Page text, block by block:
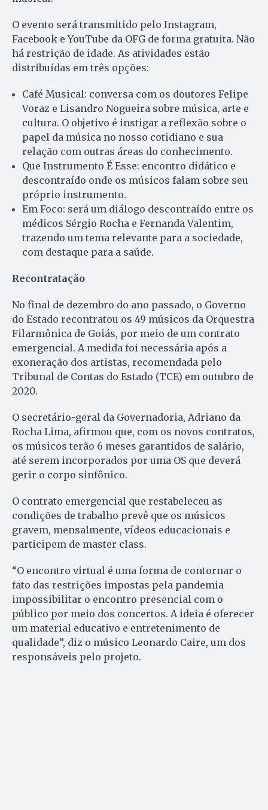
O evento será transmitido pelo Instagram,
Facebook e YouTube da OFG de forma gratuita. Não
há restrição de idade. As atividades estão
distribuídas em três opções:
Café Musical: conversa com os doutores Felipe
Voraz e Lisandro Nogueira sobre música, arte e
cultura. O objetivo é instigar a reflexão sobre o
papel da música no nosso cotidiano e sua
relação com outras áreas do conhecimento.
Que Instrumento É Esse: encontro didático e
descontraído onde os músicos falam sobre seu
próprio instrumento.
Em Foco: será um diálogo descontraído entre os
médicos Sérgio Rocha e Fernanda Valentim,
trazendo um tema relevante para a sociedade,
com destaque para a saúde.
Recontratação
No final de dezembro do ano passado, o Governo
do Estado recontratou os 49 músicos da Orquestra
Filarmônica de Goiás, por meio de um contrato
emergencial. A medida foi necessária após a
exoneração dos artistas, recomendada pelo
Tribunal de Contas do Estado (TCE) em outubro de
2020.
O secretário-geral da Governadoria, Adriano da
Rocha Lima, afirmou que, com os novos contratos,
os músicos terão 6 meses garantidos de salário,
até serem incorporados por uma OS que deverá
gerir o corpo sinfônico.
O contrato emergencial que restabeleceu as
condições de trabalho prevê que os músicos
gravem, mensalmente, vídeos educacionais e
participem de master class.
“O encontro virtual é uma forma de contornar o
fato das restrições impostas pela pandemia
impossibilitar o encontro presencial com o
público por meio dos concertos. A ideia é oferecer
um material educativo e entretenimento de
qualidade”, diz o músico Leonardo Caire, um dos
responsáveis pelo projeto.